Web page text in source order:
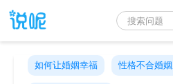
如何让婚姻幸福 性格不合婚